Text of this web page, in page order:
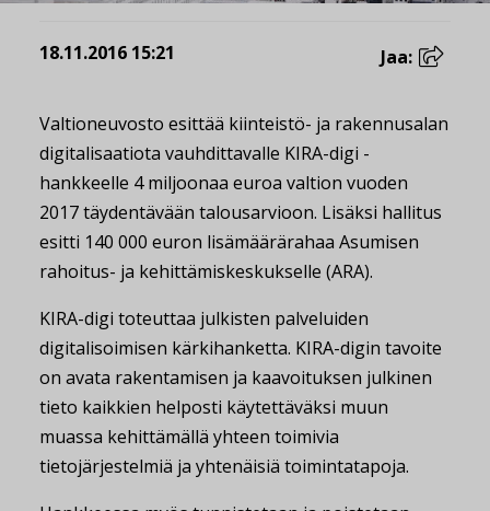
18.11.2016 15:21 Jaa:
Valtioneuvosto esittää kiinteistö- ja rakennusalan
digitalisaatiota vauhdittavalle KIRA-digi -
hankkeelle 4 miljoonaa euroa valtion vuoden
2017 täydentävään talousarvioon. Lisäksi hallitus
esitti 140 000 euron lisämäärärahaa Asumisen
rahoitus- ja kehittämiskeskukselle (ARA).
KIRA-digi toteuttaa julkisten palveluiden
digitalisoimisen kärkihanketta. KIRA-digin tavoite
on avata rakentamisen ja kaavoituksen julkinen
tieto kaikkien helposti käytettäväksi muun
muassa kehittämällä yhteen toimivia
tietojärjestelmiä ja yhtenäisiä toimintatapoja.